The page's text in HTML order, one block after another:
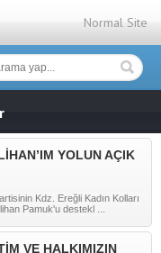
Normal Site
YOLUN AÇIK
Kdz. Ereğli Kadın Kolları
Pamuk'u destekl ...
VE HALKIMIZIN